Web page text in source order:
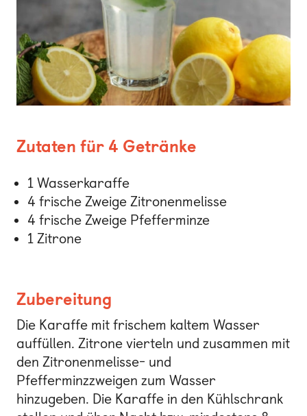
Zutaten für 4 Getränke
1 Wasserkaraffe
4 frische Zweige Zitronenmelisse
4 frische Zweige Pfefferminze
1 Zitrone
Zubereitung
Die Karaffe mit frischem kaltem Wasser
auffüllen. Zitrone vierteln und zusammen mit
den Zitronenmelisse- und
Pfefferminzzweigen zum Wasser
hinzugeben. Die Karaffe in den Kühlschrank